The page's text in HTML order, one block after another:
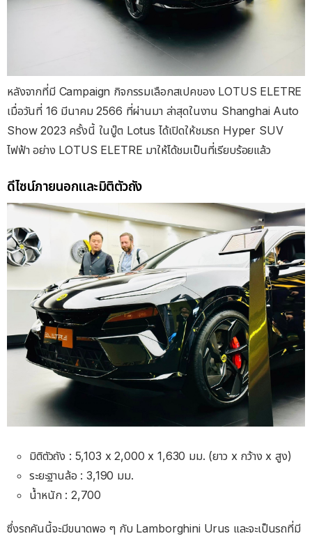
หลังจากที่มี Campaign กิจกรรมเลือกสเปคของ LOTUS ELETRE
เมื่อวันที่ 16 มีนาคม 2566 ที่ผ่านมา ล่าสุดในงาน Shanghai Auto
Show 2023 ครั้งนี้ ในบู๊ต Lotus ได้เปิดให้ชมรถ Hyper SUV
ไฟฟ้า อย่าง LOTUS ELETRE มาให้ได้ชมเป็นที่เรียบร้อยแล้ว
ดีไซน์ภายนอกและมิติตัวถัง
มิติตัวถัง : 5,103 x 2,000 x 1,630 มม. (ยาว x กว้าง x สูง)
ระยะฐานล้อ : 3,190 มม.
น้ำหนัก : 2,700
ซึ่งรถคันนี้จะมีขนาดพอ ๆ กับ Lamborghini Urus และจะเป็นรถที่มี